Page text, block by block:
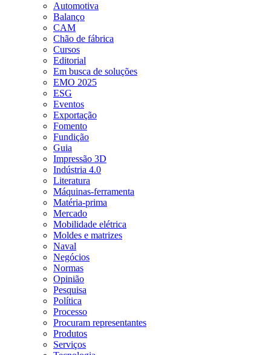
Automotiva
Balanço
CAM
Chão de fábrica
Cursos
Editorial
Em busca de soluções
EMO 2025
ESG
Eventos
Exportação
Fomento
Fundição
Guia
Impressão 3D
Indústria 4.0
Literatura
Máquinas-ferramenta
Matéria-prima
Mercado
Mobilidade elétrica
Moldes e matrizes
Naval
Negócios
Normas
Opinião
Pesquisa
Política
Processo
Procuram representantes
Produtos
Serviços